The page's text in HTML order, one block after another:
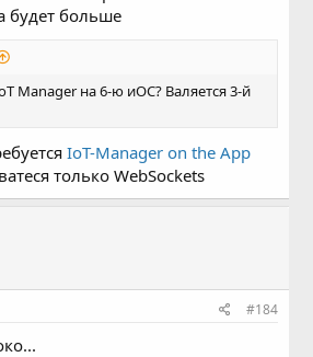
будет больше
Manager на 6-ю иОС? Валяется 3-й
IoT-Manager on the App
только WebSockets
#184